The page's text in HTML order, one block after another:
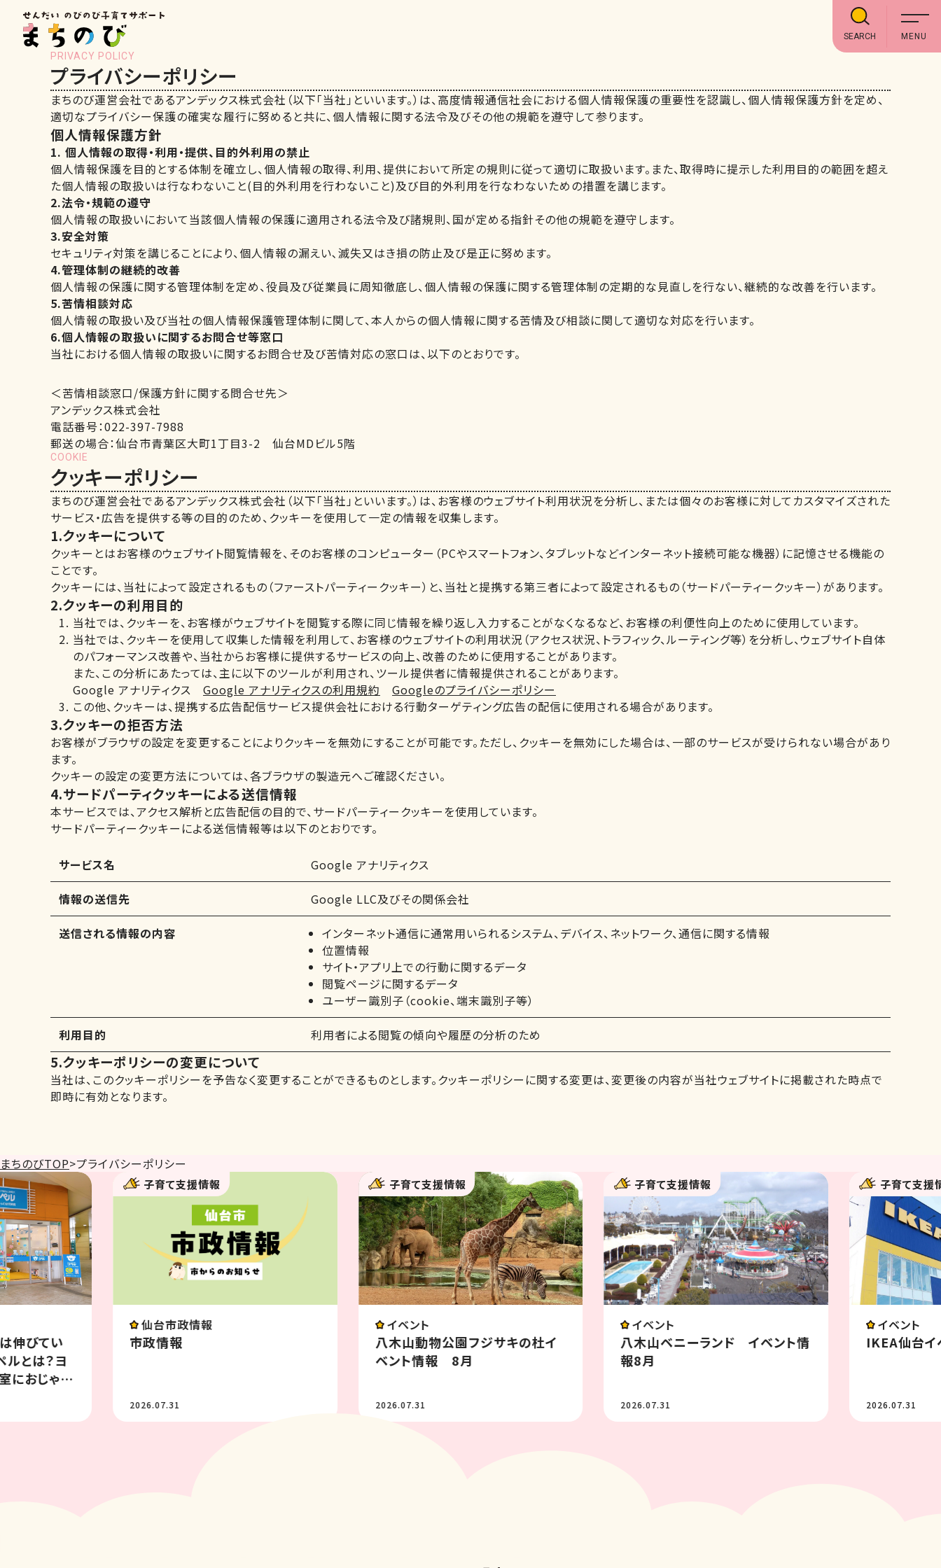
SEARCH
PRIVACY POLICY
プライバシーポリシー
まちのび運営会社であるアンデックス株式会社（以下「当社」といいます。）は、高度情報通信社会における個人情報保護の重要性を認識し、個人情報保護方針を定め、
適切なプライバシー保護の確実な履行に努めると共に、個人情報に関する法令及びその他の規範を遵守して参ります。
個人情報保護方針
1. 個人情報の取得・利用・提供、目的外利用の禁止
個人情報保護を目的とする体制を確立し、個人情報の取得、利用、提供において所定の規則に従って適切に取扱います。また、取得時に提示した利用目的の範囲を超え
た個人情報の取扱いは行なわないこと(目的外利用を行わないこと)及び目的外利用を行なわないための措置を講じます。
2.法令・規範の遵守
個人情報の取扱いにおいて当該個人情報の保護に適用される法令及び諸規則、国が定める指針その他の規範を遵守します。
3.安全対策
セキュリティ対策を講じることにより、個人情報の漏えい､滅失又はき損の防止及び是正に努めます。
4.管理体制の継続的改善
個人情報の保護に関する管理体制を定め、役員及び従業員に周知徹底し、個人情報の保護に関する管理体制の定期的な見直しを行ない、継続的な改善を行います。
5.苦情相談対応
個人情報の取扱い及び当社の個人情報保護管理体制に関して、本人からの個人情報に関する苦情及び相談に関して適切な対応を行います。
6.個人情報の取扱いに関するお問合せ等窓口
当社における個人情報の取扱いに関するお問合せ及び苦情対応の窓口は、以下のとおりです。
＜苦情相談窓口/保護方針に関する問合せ先＞
アンデックス株式会社
電話番号：022-397-7988
郵送の場合：仙台市青葉区大町1丁目3-2 仙台MDビル5階
COOKIE
クッキーポリシー
まちのび運営会社であるアンデックス株式会社（以下「当社」といいます。）は、お客様のウェブサイト利用状況を分析し、または個々のお客様に対してカスタマイズされた
サービス・広告を提供する等の目的のため、クッキーを使用して一定の情報を収集します。
1.クッキーについて
クッキーとはお客様のウェブサイト閲覧情報を、そのお客様のコンピューター（PCやスマートフォン、タブレットなどインターネット接続可能な機器）に記憶させる機能の
ことです。
クッキーには、当社によって設定されるもの（ファーストパーティークッキー）と、当社と提携する第三者によって設定されるもの（サードパーティークッキー）があります。
2.クッキーの利用目的
当社では、クッキーを、お客様がウェブサイトを閲覧する際に同じ情報を繰り返し入力することがなくなるなど、お客様の利便性向上のために使用しています。
当社では、クッキーを使用して収集した情報を利用して、お客様のウェブサイトの利用状況（アクセス状況、トラフィック、ルーティング等）を分析し、ウェブサイト自体
のパフォーマンス改善や、当社からお客様に提供するサービスの向上、改善のために使用することがあります。
また、この分析にあたっては、主に以下のツールが利用され、ツール提供者に情報提供されることがあります。
Google アナリティクス Google アナリティクスの利用規約
Googleのプライバシーポリシー
この他、クッキーは、提携する広告配信サービス提供会社における行動ターゲティング広告の配信に使用される場合があります。
3.クッキーの拒否方法
お客様がブラウザの設定を変更することによりクッキーを無効にすることが可能です。ただし、クッキーを無効にした場合は、一部のサービスが受けられない場合があり
ます。
クッキーの設定の変更方法については、各ブラウザの製造元へご確認ください。
4.サードパーティクッキーによる送信情報
本サービスでは、アクセス解析と広告配信の目的で、サードパーティークッキーを使用しています。
サードパーティークッキーによる送信情報等は以下のとおりです。
サービス名 Google アナリティクス
情報の送信先 Google LLC及びその関係会社
送信される情報の内容
インターネット通信に通常用いられるシステム、デバイス、ネットワーク、通信に関する情報
位置情報
サイト・アプリ上での行動に関するデータ
閲覧ページに関するデータ
ユーザー識別子（cookie、端末識別子等）
利用目的 利用者による閲覧の傾向や履歴の分析のため
5.クッキーポリシーの変更について
当社は、このクッキーポリシーを予告なく変更することができるものとします。クッキーポリシーに関する変更は、変更後の内容が当社ウェブサイトに掲載された時点で
即時に有効となります。
まちのびTOP>プライバシーポリシー
伸びてい
とは？ヨ
におじゃま
子育て支援情報
仙台市政情報
市政情報
2026.07.31
子育て支援情報
イベント
八木山動物公園フジサキの杜イ
ベント情報 8月
2026.07.31
子育て支援情報
イベント
八木山ベニーランド イベント情
報8月
2026.07.31
子育て支援
イベント
IKEA仙台
2026.07.31